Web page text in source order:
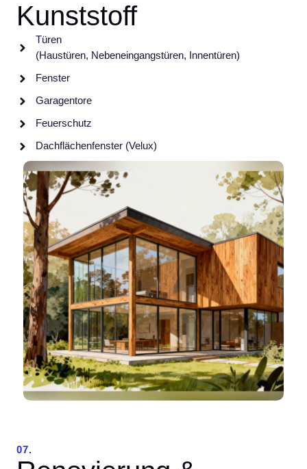
Kunststoff
Türen
(Haustüren, Nebeneingangstüren, Innentüren)
Fenster
Garagentore
Feuerschutz
Dachflächenfenster (Velux)
07.